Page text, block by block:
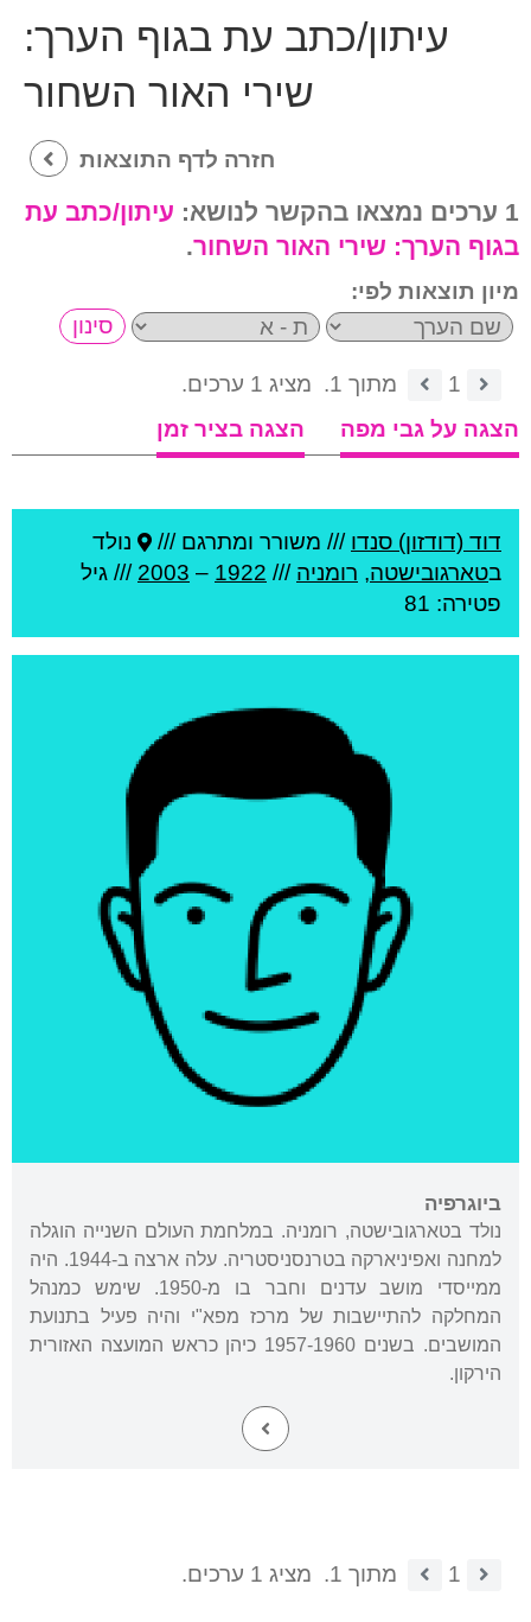
עיתון/כתב עת בגוף הערך:
שירי האור השחור
חזרה לדף התוצאות
1 ערכים נמצאו בהקשר לנושא:
עיתון/כתב עת
בגוף הערך: שירי האור השחור.
מיון תוצאות לפי:
1 מתוך 1.
מציג 1 ערכים.
הצגה על גבי מפה
הצגה בציר זמן
דוד (דודזון) סנדו /// משורר ומתרגם ///
נולד
בטארגובישטה, רומניה ///
1922
–
2003 /// גיל
פטירה: 81
ביוגרפיה
נולד בטארגובישטה, רומניה. במלחמת העולם השנייה הוגלה
למחנה ואפיניארקה בטרנסניסטריה. עלה ארצה ב-1944. היה
ממייסדי מושב עדנים וחבר בו מ-1950. שימש כמנהל
המחלקה להתיישבות של מרכז מפא"י והיה פעיל בתנועת
המושבים. בשנים 1957-1960 כיהן כראש המועצה האזורית
הירקון.
1 מתוך 1. מציג 1 ערכים.